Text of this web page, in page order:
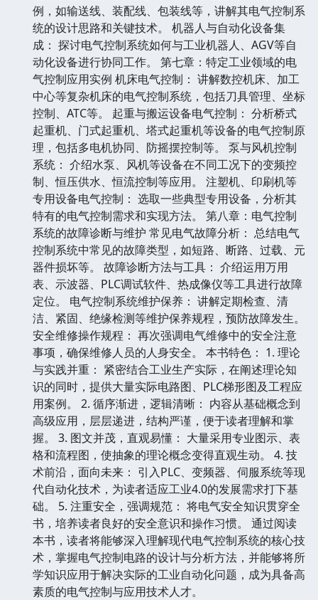
例，如输送线、装配线、包装线等，讲解其电气控制系
统的设计思路和关键技术。 机器人与自动化设备集
成： 探讨电气控制系统如何与工业机器人、AGV等自
动化设备进行协同工作。 第七章：特定工业领域的电
气控制应用实例 机床电气控制： 讲解数控机床、加工
中心等复杂机床的电气控制系统，包括刀具管理、坐标
控制、ATC等。 起重与搬运设备电气控制： 分析桥式
起重机、门式起重机、塔式起重机等设备的电气控制原
理，包括多电机协同、防摇摆控制等。 泵与风机控制
系统： 介绍水泵、风机等设备在不同工况下的变频控
制、恒压供水、恒流控制等应用。 注塑机、印刷机等
专用设备电气控制： 选取一些典型专用设备，分析其
特有的电气控制需求和实现方法。 第八章：电气控制
系统的故障诊断与维护 常见电气故障分析： 总结电气
控制系统中常见的故障类型，如短路、断路、过载、元
器件损坏等。 故障诊断方法与工具： 介绍运用万用
表、示波器、PLC调试软件、热成像仪等工具进行故障
定位。 电气控制系统维护保养： 讲解定期检查、清
洁、紧固、绝缘检测等维护保养规程，预防故障发生。
安全维修操作规程： 再次强调电气维修中的安全注意
事项，确保维修人员的人身安全。 本书特色： 1. 理论
与实践并重： 紧密结合工业生产实际，在阐述理论知
识的同时，提供大量实际电路图、PLC梯形图及工程应
用案例。 2. 循序渐进，逻辑清晰： 内容从基础概念到
高级应用，层层递进，结构严谨，便于读者理解和掌
握。 3. 图文并茂，直观易懂： 大量采用专业图示、表
格和流程图，使抽象的理论概念变得直观生动。 4. 技
术前沿，面向未来： 引入PLC、变频器、伺服系统等现
代自动化技术，为读者适应工业4.0的发展需求打下基
础。 5. 注重安全，强调规范： 将电气安全知识贯穿全
书，培养读者良好的安全意识和操作习惯。 通过阅读
本书，读者将能够深入理解现代电气控制系统的核心技
术，掌握电气控制电路的设计与分析方法，并能够将所
学知识应用于解决实际的工业自动化问题，成为具备高
素质的电气控制与应用技术人才。